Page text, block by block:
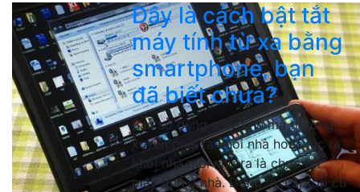
Đây là cách bật tắt
máy tính từ xa bằng
smartphone, bạn
đã biết chưa?
Bạn sử dụng máy tính mà thường
xuyên phải ra khỏi nhà hoặc lúc ra
khỏi nhà mới nhớ ra là chưa tắt
máy tính ở nhà. Đừng lo, Laptop cũ